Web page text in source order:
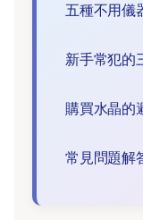
五種不用儀
新手常犯的
購買水晶的
常見問題解